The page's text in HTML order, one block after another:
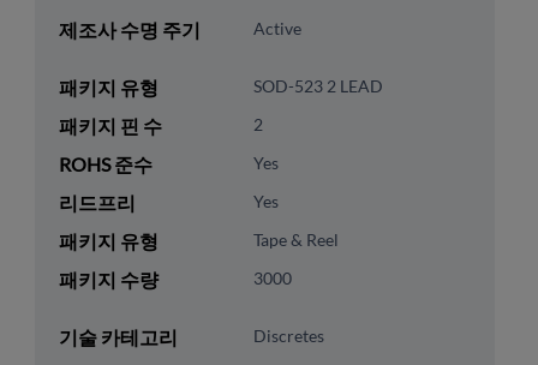
제조사 수명 주기 Active
패키지 유형 SOD-523 2 LEAD
패키지 핀 수 2
ROHS 준수 Yes
리드프리 Yes
패키지 유형 Tape & Reel
패키지 수량 3000
기술 카테고리 Discretes